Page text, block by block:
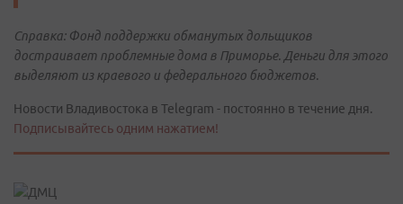
Справка: Фонд поддержки обманутых дольщиков
достраивает проблемные дома в Приморье. Деньги для этого
выделяют из краевого и федерального бюджетов.
Новости Владивостока в Telegram - постоянно в течение дня.
Подписывайтесь одним нажатием!